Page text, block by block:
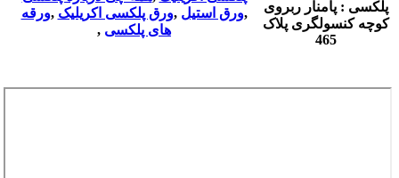
پلکسی : پامنار ربروی
کوچه کنسولگری پلاک
465
,ورق استیل ,ورق پلکسی اکریلیک ,ورقه
های پلکسی ,